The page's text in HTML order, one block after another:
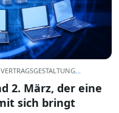
...
2. März, der eine
sich bringt